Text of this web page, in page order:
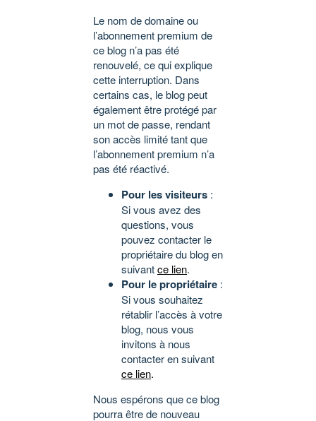
Le nom de domaine ou
l’abonnement premium de
ce blog n’a pas été
renouvelé, ce qui explique
cette interruption. Dans
certains cas, le blog peut
également être protégé par
un mot de passe, rendant
son accès limité tant que
l’abonnement premium n’a
pas été réactivé.
Pour les visiteurs :
Si vous avez des
questions, vous
pouvez contacter le
propriétaire du blog en
suivantce lien.
Pour le propriétaire :
Si vous souhaitez
rétablir l’accès à votre
blog, nous vous
invitons à nous
contacter en suivant
ce lien.
Nous espérons que ce blog
pourra être de nouveau